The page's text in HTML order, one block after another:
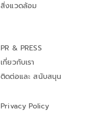
สิ่งแวดล้อม
PR & PRESS
เกี่ยวกับเรา
ติดต่อและ สนับสนุน
Privacy Policy